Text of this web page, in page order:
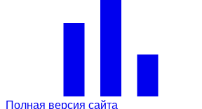
Полная версия сайта